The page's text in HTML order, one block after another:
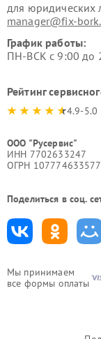
Мы принимаем
все формы оплаты
для юридических
manager@fix-
График работы:
ПН-ВСК с 9:00 до
Рейтинг
4.9-5.0
ООО "Русервис"
ИНН 7702633247
ОГРН
Поделиться в соц.